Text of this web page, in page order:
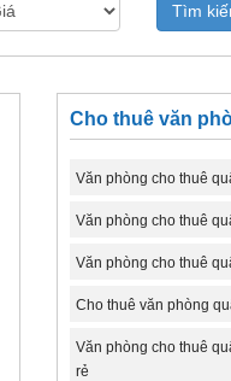
Tìm
Cho thuê văn
Văn phòng cho thuê
Văn phòng cho thuê
Văn phòng cho thuê
Cho thuê văn phòng
Văn phòng cho thuê
rẻ